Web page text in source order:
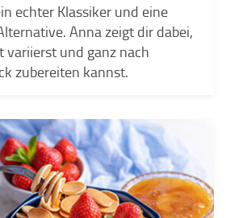
echter Klassiker und eine
Anna zeigt dir dabei,
variierst und ganz nach
zubereiten kannst.